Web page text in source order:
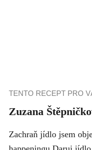
TENTO RECEPT PRO
Zuzana
Zachraň jídlo jsem